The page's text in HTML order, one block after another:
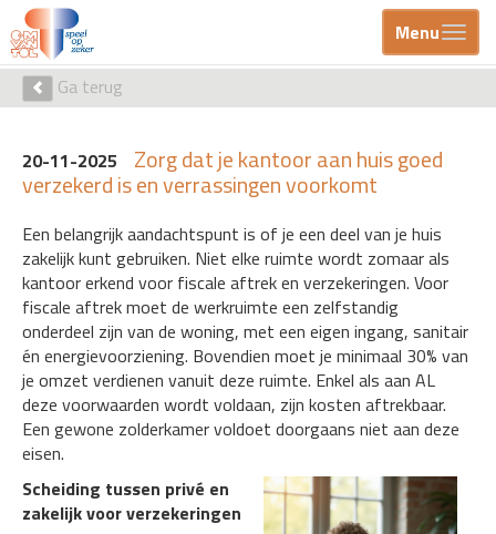
Menu
Ga terug
20-11-2025 Zorg dat je kantoor aan huis goed
verzekerd is en verrassingen voorkomt
Een belangrijk aandachtspunt is of je een deel van je huis
zakelijk kunt gebruiken. Niet elke ruimte wordt zomaar als
kantoor erkend voor fiscale aftrek en verzekeringen. Voor
fiscale aftrek moet de werkruimte een zelfstandig
onderdeel zijn van de woning, met een eigen ingang, sanitair
én energievoorziening. Bovendien moet je minimaal 30% van
je omzet verdienen vanuit deze ruimte. Enkel als aan AL
deze voorwaarden wordt voldaan, zijn kosten aftrekbaar.
Een gewone zolderkamer voldoet doorgaans niet aan deze
eisen.
Scheiding tussen privé en
zakelijk voor verzekeringen